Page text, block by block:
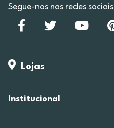
Segue-nos nas redes sociais
Lojas
Institucional